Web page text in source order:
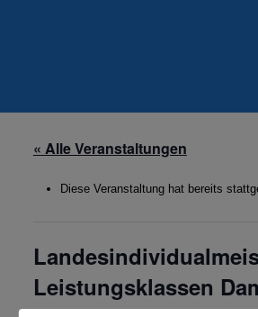
« Alle Veranstaltungen
Diese Veranstaltung hat bereits
Leistungsklassen